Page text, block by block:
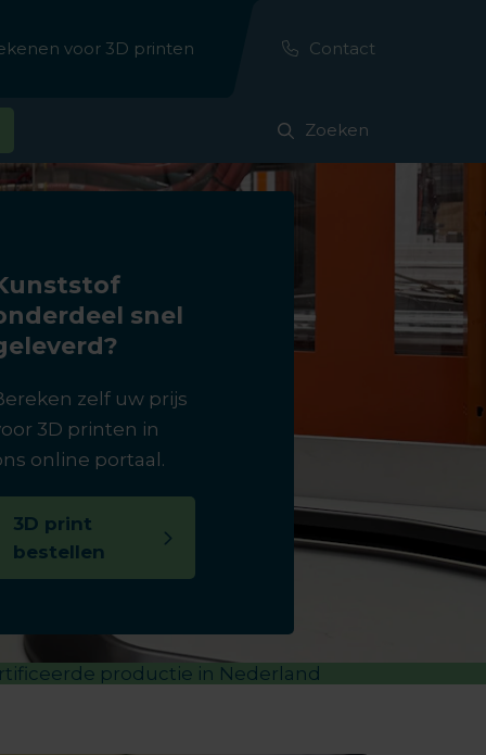
voor 3D printen Contact
Zoeken
snel
zelf uw prijs
3D printen in
online portaal.
3D print
bestellen
productie in Nederland